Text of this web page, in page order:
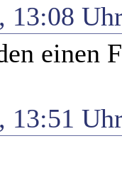
13:08
einen
13:51